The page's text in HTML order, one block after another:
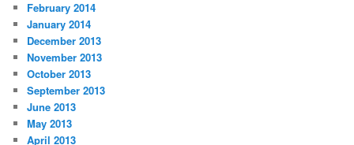
February 2014
January 2014
December 2013
November 2013
October 2013
September 2013
June 2013
May 2013
April 2013